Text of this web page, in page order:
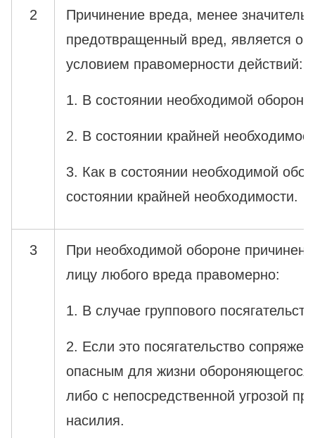
2
Причинение вреда, менее
предотвращенный вред, является
условием правомерности действий:
1. В состоянии необходимой
2. В состоянии крайней
3. Как в состоянии необходимой
состоянии крайней необходимости.
3
При необходимой обороне
лицу любого вреда правомерно:
1. В случае группового
2. Если это посягательство
опасным для жизни обороняющегося
либо с непосредственной угрозой
насилия.